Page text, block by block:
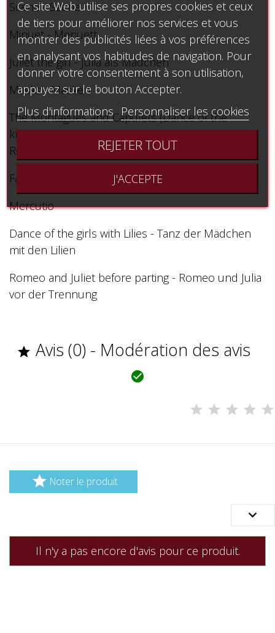
Scene - Szene
Minuet - Menuett
Juliet the girl - Julia als Mädchen
Masks - Masken
The Montagues and Capulets (Dance of the
knights) - Die Montagues und Capulets -Tanz der
Ritter)
Father Lorenzo - pater Lorenzo
Mercutio
Dance of the girls with Lilies - Tanz der Mädchen
mit den Lilien
Romeo and Juliet before parting - Romeo und Julia
vor der Trennung
 Avis (0) - Modération des avis

 Noter le produit

Il n'y a pas encore d'avis pour ce produit.
Ce site Web utilise ses propres cookies et ceux
de tiers pour améliorer nos services et vous
montrer des publicités liées à vos préférences
en analysant vos habitudes de navigation. Pour
donner votre consentement à son utilisation,
appuyez sur le bouton Accepter.
Plus d'informations
Personnaliser les cookies
REJETER TOUT
J'ACCEPTE